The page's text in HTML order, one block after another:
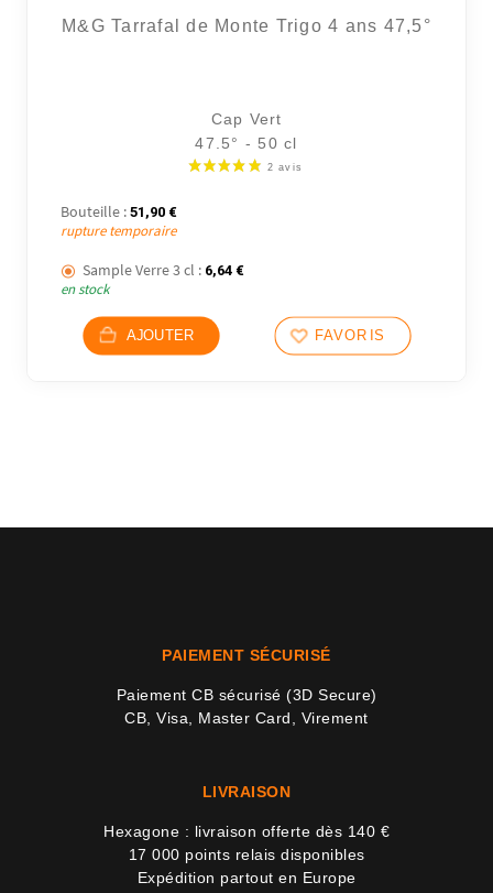
M&G Tarrafal de Monte Trigo 4 ans 47,5°
Cap Vert
47.5° - 50 cl
Bouteille : 51,90 €
rupture temporaire
Sample Verre 3 cl : 6,64 €
en stock
AJOUTER FAVORIS
PAIEMENT SÉCURISÉ
Paiement CB sécurisé (3D Secure)
CB, Visa, Master Card, Virement
LIVRAISON
Hexagone : livraison offerte dès 140 €
17 000 points relais disponibles
Expédition partout en Europe